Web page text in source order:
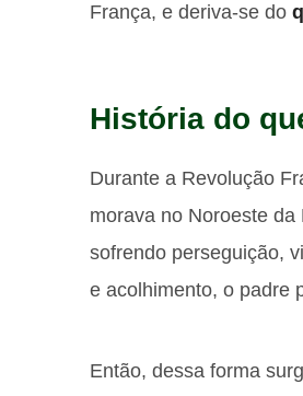
França, e deriva-se do
História do
Durante a Revolução
morava no Noroeste
sofrendo perseguição,
e acolhimento, o padre
Então, dessa forma